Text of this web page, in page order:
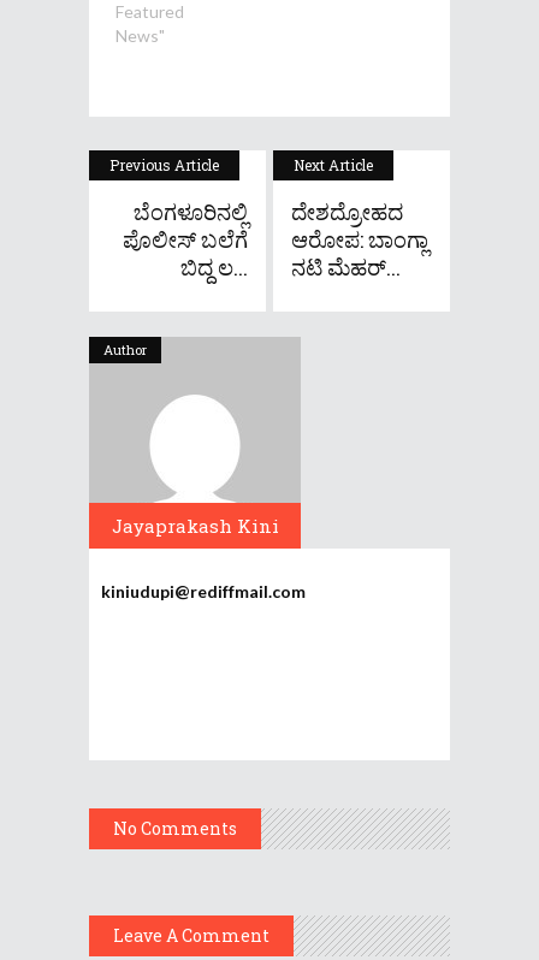
Featured
News"
Previous Article
ಬೆಂಗಳೂರಿನಲ್ಲಿ
ಪೊಲೀಸ್ ಬಲೆಗೆ
ಬಿದ್ದ ಲ...
Next Article
ದೇಶದ್ರೋಹದ
ಆರೋಪ: ಬಾಂಗ್ಲಾ
ನಟಿ ಮೆಹರ್...
Author
Jayaprakash Kini
kiniudupi@rediffmail.com
No Comments
Leave A Comment